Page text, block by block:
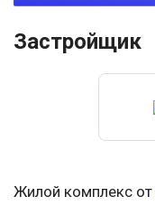
Застройщик
Жилой комплекс от